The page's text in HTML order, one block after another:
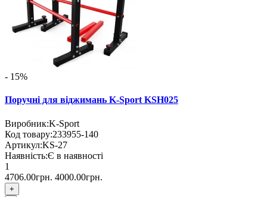
- 15%
Поручні для віджимань K-Sport KSH025
Виробник:K-Sport
Код товару:233955-140
Артикул:KS-27
Наявність:Є в наявності
1
4706.00грн. 4000.00грн.
+